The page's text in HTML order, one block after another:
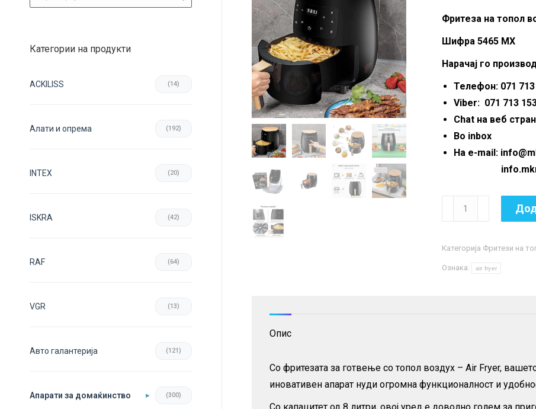
Фритеза на топол
Шифра 5465 MX
Нарачај го
Телефон: 071 713
Viber: 071 713
Chat на веб
Во inbox
На e-mail:
Фритеза
воздух
–
Категорија Фритези на
Ознака: air fryer
Опис
Со фритезата за готвење со топол воздух – Air Fryer,
иновативен апарат нуди огромна функционалност и
Категории на продукти
ACKILISS (14)
Aлати и опрема (192)
INTEX (20)
ISKRA (42)
RAF (64)
VGR (13)
Авто галантерија (121)
Апарати за домаќинство (300)